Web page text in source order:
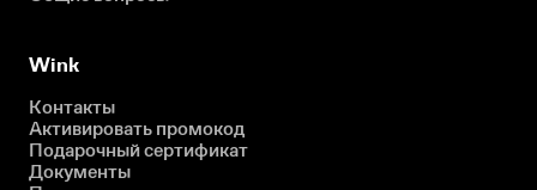
Wink
Контакты
Активировать промокод
Подарочный сертификат
Документы